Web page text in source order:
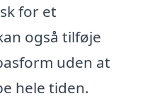
for et
også tilføje
uden at
hele tiden.